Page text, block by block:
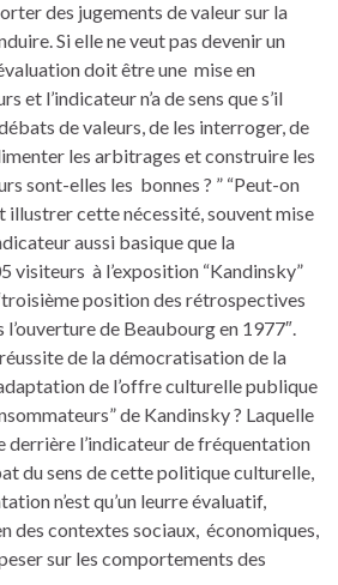
des jugements de valeur sur la
Si elle ne veut pas devenir un
doit être une mise en
et l’indicateur n’a de sens que s’il
de valeurs, de les interroger, de
les arbitrages et construire les
sont-elles les bonnes ? ” “Peut-on
illustrer cette nécessité, souvent mise
aussi basique que la
visiteurs à l’exposition “Kandinsky”
position des rétrospectives
l’ouverture de Beaubourg en 1977″.
de la démocratisation de la
de l’offre culturelle publique
de Kandinsky ? Laquelle
derrière l’indicateur de fréquentation
du sens de cette politique culturelle,
n’est qu’un leurre évaluatif,
des contextes sociaux, économiques,
sur les comportements des